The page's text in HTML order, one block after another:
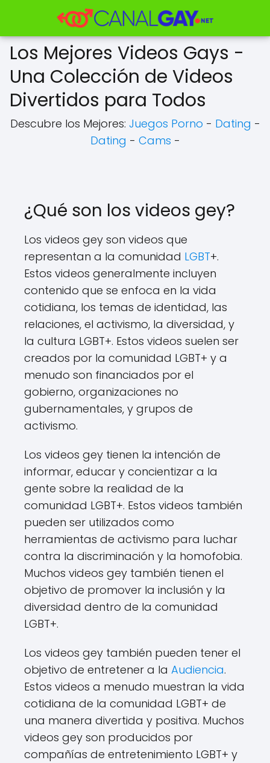
Los Mejores Videos Gays -
Una Colección de Videos
Divertidos para Todos
Descubre los Mejores: Juegos Porno - Dating -
Dating - Cams -
¿Qué son los videos gey?
Los videos gey son videos que
representan a la comunidad LGBT+.
Estos videos generalmente incluyen
contenido que se enfoca en la vida
cotidiana, los temas de identidad, las
relaciones, el activismo, la diversidad, y
la cultura LGBT+. Estos videos suelen ser
creados por la comunidad LGBT+ y a
menudo son financiados por el
gobierno, organizaciones no
gubernamentales, y grupos de
activismo.
Los videos gey tienen la intención de
informar, educar y concientizar a la
gente sobre la realidad de la
comunidad LGBT+. Estos videos también
pueden ser utilizados como
herramientas de activismo para luchar
contra la discriminación y la homofobia.
Muchos videos gey también tienen el
objetivo de promover la inclusión y la
diversidad dentro de la comunidad
LGBT+.
Los videos gey también pueden tener el
objetivo de entretener a la Audiencia.
Estos videos a menudo muestran la vida
cotidiana de la comunidad LGBT+ de
una manera divertida y positiva. Muchos
videos gey son producidos por
compañías de entretenimiento LGBT+ y